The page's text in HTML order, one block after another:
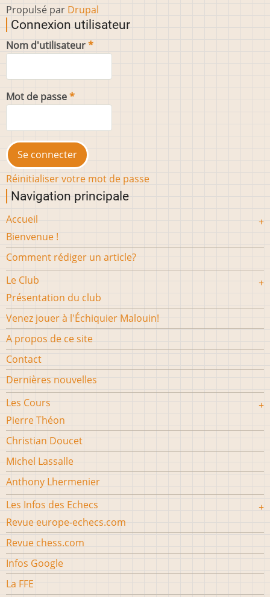
Propulsé par Drupal
Connexion utilisateur
Nom d'utilisateur
Mot de passe
Réinitialiser votre mot de passe
Navigation principale
Accueil
Bienvenue !
Comment rédiger un article?
Le Club
Présentation du club
Venez jouer à l'Échiquier Malouin!
A propos de ce site
Contact
Dernières nouvelles
Les Cours
Pierre Théon
Christian Doucet
Michel Lassalle
Anthony Lhermenier
Les Infos des Echecs
Revue europe-echecs.com
Revue chess.com
Infos Google
La FFE